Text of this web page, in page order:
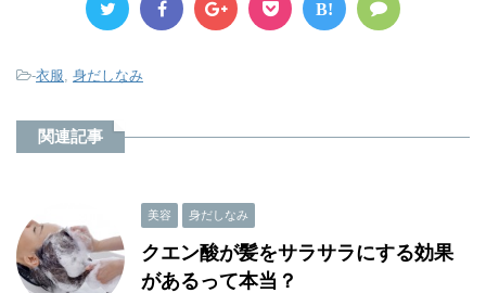
B!
-衣服, 身だしなみ
関連記事
美容 身だしなみ
クエン酸が髪をサラサラにする効果
があるって本当？